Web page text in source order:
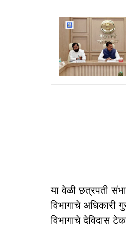
या वेळी छत्रपती
विभागाचे
विभागाचे देविदास